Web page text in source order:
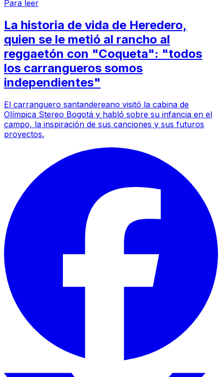
Para leer
La historia de vida de Heredero,
quien se le metió al rancho al
reggaetón con "Coqueta": "todos
los carrangueros somos
independientes"
El carranguero santandereano visitó la cabina de
Olímpica Stereo Bogotá y habló sobre su infancia en el
campo, la inspiración de sus canciones y sus futuros
proyectos.